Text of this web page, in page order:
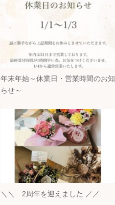
年末年始～休業日・営業時間のお知
らせ～
＼＼ 2周年を迎えました ／／